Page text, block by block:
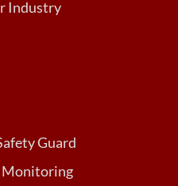
Industry
Guard
Monitoring